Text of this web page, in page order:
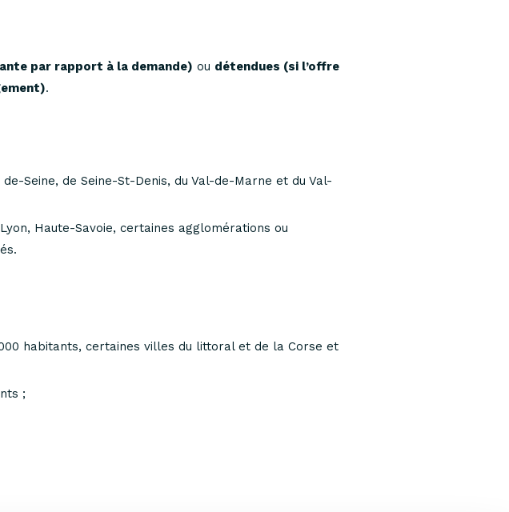
par rapport à la demande) ou détendues (si l’offre
.
Seine, de Seine-St-Denis, du Val-de-Marne et du Val-
Haute-Savoie, certaines agglomérations ou
habitants, certaines villes du littoral et de la Corse et
;